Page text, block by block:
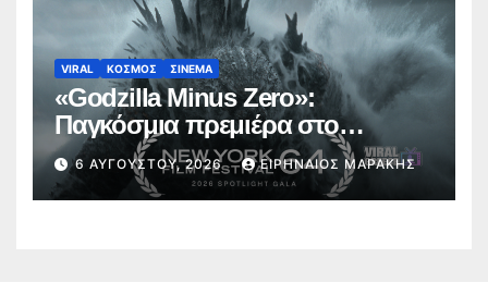
VIRAL ΚΟΣΜΟΣ ΣΙΝΕΜΑ
«Godzilla Minus Zero»:
Παγκόσμια πρεμιέρα στο
Φεστιβάλ Κινηματογράφου της
Νέας Υόρκης (trailer)
6 ΑΥΓΟΎΣΤΟΥ, 2026 ΕΙΡΗΝΑΊΟΣ ΜΑΡΆΚΗΣ